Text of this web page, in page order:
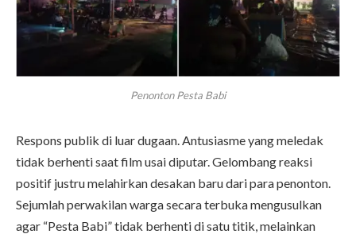
Penonton Pesta Babi
Respons publik di luar dugaan. Antusiasme yang meledak
tidak berhenti saat film usai diputar. Gelombang reaksi
positif justru melahirkan desakan baru dari para penonton.
Sejumlah perwakilan warga secara terbuka mengusulkan
agar “Pesta Babi” tidak berhenti di satu titik, melainkan